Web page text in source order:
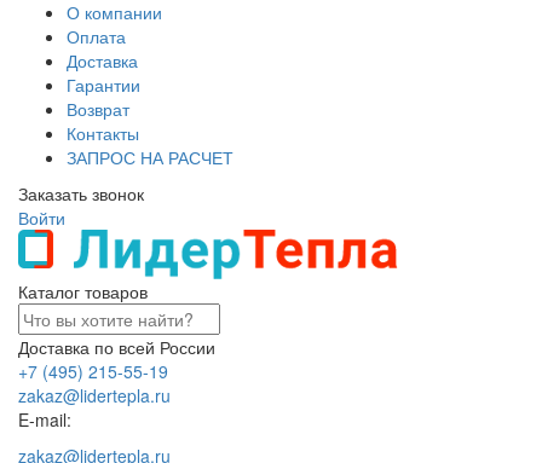
О компании
Оплата
Доставка
Гарантии
Возврат
Контакты
ЗАПРОС НА РАСЧЕТ
Заказать звонок
Войти
Каталог товаров
Доставка по всей России
+7 (495) 215-55-19
zakaz@lidertepla.ru
E-mail:
zakaz@lidertepla.ru